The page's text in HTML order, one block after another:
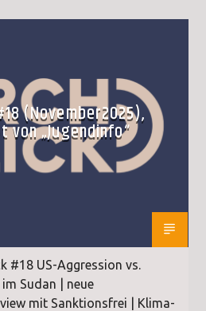
(November2025),
von „Jugendinfo“
#18 US-Aggression vs.
Sudan | neue
mit Sanktionsfrei | Klima-